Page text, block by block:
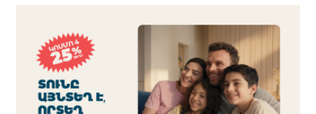
ուկրաինական 360 անօդաչու թռչող սարք
14 ժամ առաջ
Օգոստոսի 10-ին, 11-ին, 12-ին, 13-ին, 14-ին, 17-ին,
18-ին և 20-ին հարյուրավոր հասցեներում լույս չի
լինելու